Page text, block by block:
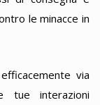
le minacce in
via
tue interazioni